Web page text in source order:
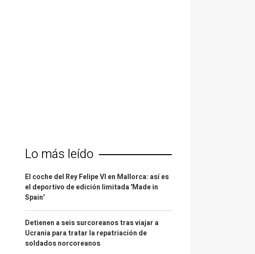
Lo más leído
El coche del Rey Felipe VI en Mallorca: así es
el deportivo de edición limitada 'Made in
Spain'
Detienen a seis surcoreanos tras viajar a
Ucrania para tratar la repatriación de
soldados norcoreanos